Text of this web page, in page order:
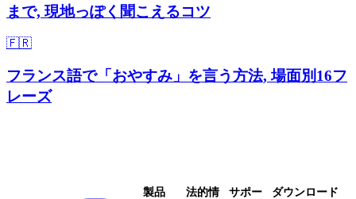
まで, 現地っぽく聞こえるコツ
🇫🇷
フランス語で「おやすみ」を言う方法, 場面別16フ
レーズ
製品
法的情
サポー
ダウンロード